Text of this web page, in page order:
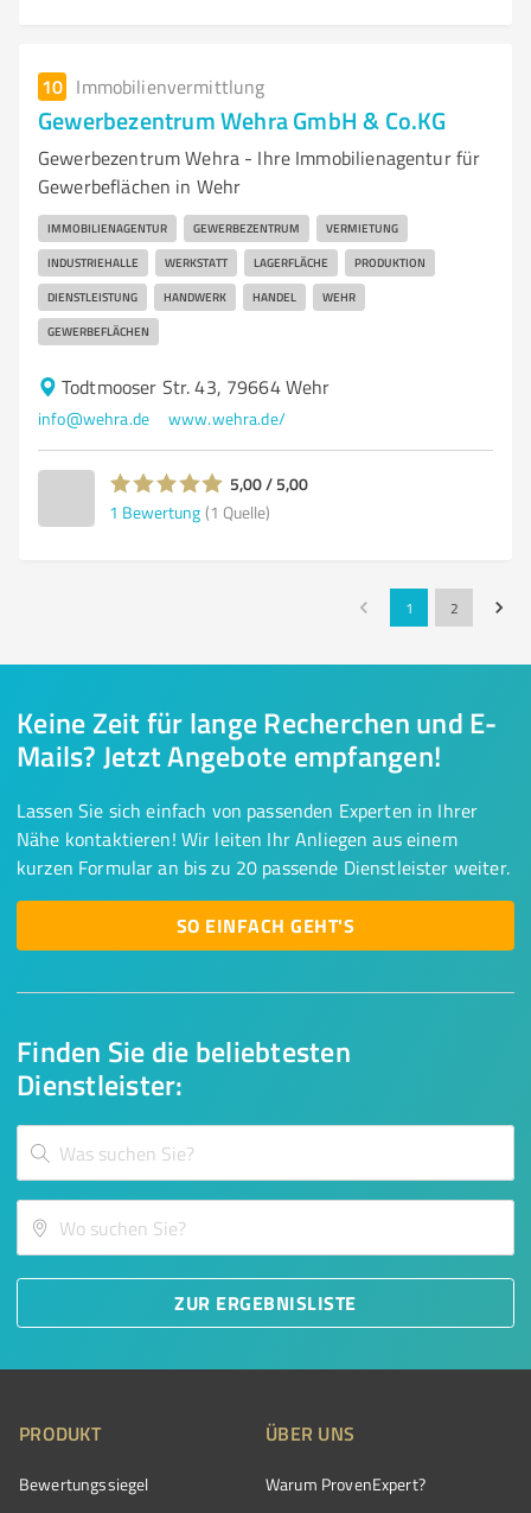
10 Immobilienvermittlung
Gewerbezentrum Wehra GmbH & Co.KG
Gewerbezentrum Wehra - Ihre Immobilienagentur für
Gewerbeflächen in Wehr
IMMOBILIENAGENTUR GEWERBEZENTRUM VERMIETUNG
INDUSTRIEHALLE WERKSTATT LAGERFLÄCHE PRODUKTION
DIENSTLEISTUNG HANDWERK HANDEL WEHR
GEWERBEFLÄCHEN
Todtmooser Str. 43, 79664 Wehr
info@wehra.de www.wehra.de/
5,00 / 5,00
1 Bewertung (1 Quelle)
1 2
Finden Sie die beliebtesten
Dienstleister:
ZUR ERGEBNISLISTE
Keine Zeit für lange Recherchen und E-
Mails? Jetzt Angebote empfangen!
Lassen Sie sich einfach von passenden Experten in Ihrer
Nähe kontaktieren! Wir leiten Ihr Anliegen aus einem
kurzen Formular an bis zu 20 passende Dienstleister weiter.
SO EINFACH GEHT'S
PRODUKT
Bewertungssiegel
ÜBER UNS
Warum ProvenExpert?